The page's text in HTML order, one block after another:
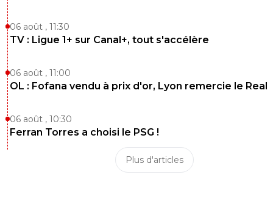
06 août , 11:30
TV : Ligue 1+ sur Canal+, tout s'accélère
06 août , 11:00
OL : Fofana vendu à prix d'or, Lyon remercie le Real
06 août , 10:30
Ferran Torres a choisi le PSG !
Plus d'articles